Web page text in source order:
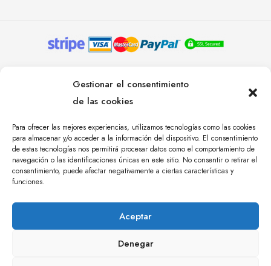
Gestionar el consentimiento
de las cookies
Para ofrecer las mejores experiencias, utilizamos tecnologías como las cookies
para almacenar y/o acceder a la información del dispositivo. El consentimiento
de estas tecnologías nos permitirá procesar datos como el comportamiento de
navegación o las identificaciones únicas en este sitio. No consentir o retirar el
consentimiento, puede afectar negativamente a ciertas características y
funciones.
Aceptar
Denegar
RESERVADOS. AGENCIA DE COMUNICACIÓN
ÁNGULO TRES.